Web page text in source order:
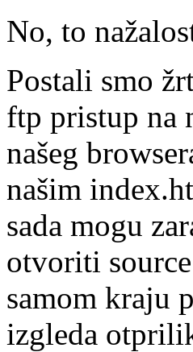
No, to
Postali smo
ftp pristup na
našeg
našim
sada mogu
otvoriti
samom kraju
izgleda